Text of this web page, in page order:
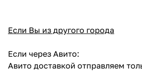
Если Вы из другого города
Если через Авито:
Авито доставкой отправляем